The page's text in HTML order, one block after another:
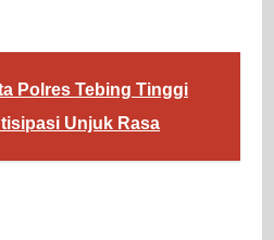
Polres Tebing Tinggi
Unjuk Rasa